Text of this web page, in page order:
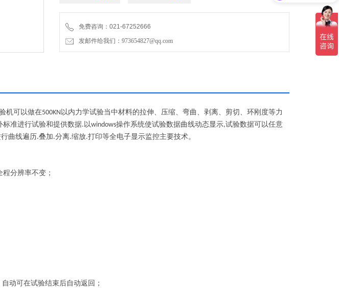
免费咨询：021-67252666
发邮件给我们：973654827@qq.com
机可以做在500KN 以内力学试验当中材料的拉伸、压缩、弯曲、剥离、剪切、环刚度等力
标准进行试验和提供数据. 以windows操作系统使试验数据曲线动态显示,试验数据可以任意
曲线遍历.叠加.分离.缩放.打印等全电子显示监控主要技术。
分辨率不变；
动可在试验结束后自动返回；